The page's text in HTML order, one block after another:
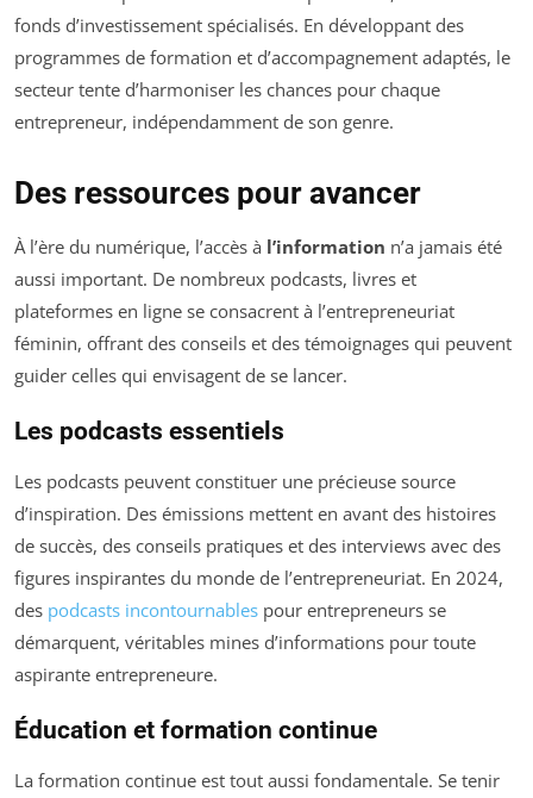
fonds d’investissement spécialisés. En développant des
programmes de formation et d’accompagnement adaptés, le
secteur tente d’harmoniser les chances pour chaque
entrepreneur, indépendamment de son genre.
Des ressources pour avancer
À l’ère du numérique, l’accès à l’information n’a jamais été
aussi important. De nombreux podcasts, livres et
plateformes en ligne se consacrent à l’entrepreneuriat
féminin, offrant des conseils et des témoignages qui peuvent
guider celles qui envisagent de se lancer.
Les podcasts essentiels
Les podcasts peuvent constituer une précieuse source
d’inspiration. Des émissions mettent en avant des histoires
de succès, des conseils pratiques et des interviews avec des
figures inspirantes du monde de l’entrepreneuriat. En 2024,
des podcasts incontournables pour entrepreneurs se
démarquent, véritables mines d’informations pour toute
aspirante entrepreneure.
Éducation et formation continue
La formation continue est tout aussi fondamentale. Se tenir